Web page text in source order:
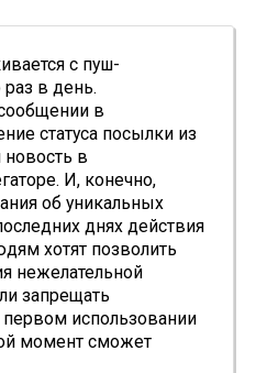
с пуш-
в день.
в
статуса посылки из
новость в
И, конечно,
об уникальных
днях действия
хотят позволить
нежелательной
запрещать
первом использовании
момент сможет